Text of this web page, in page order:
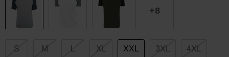
Größe
+8
S M XL XXL 3XL 4XL